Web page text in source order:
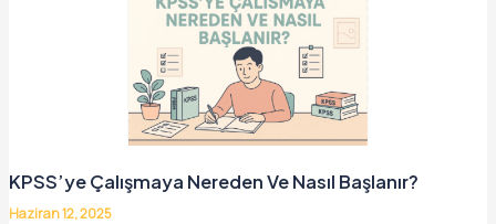
KPSS’ye Çalışmaya Nereden Ve Nasıl Başlanır?
Haziran 12, 2025